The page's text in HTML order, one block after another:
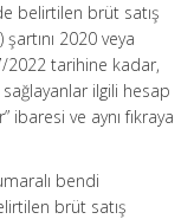
belirtilen brüt satış
şartını 2020 veya
tarihine kadar,
ilgili hesap
ibaresi ve aynı fıkraya
bendi
brüt satış